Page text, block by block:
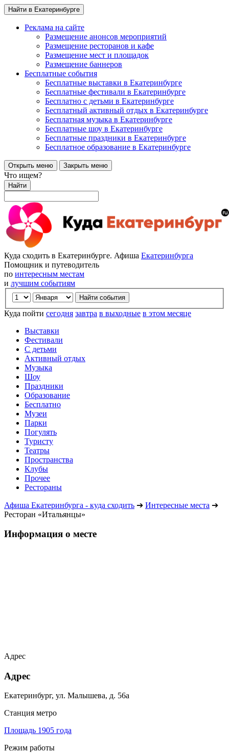
Найти в Екатеринбурге
Реклама на сайте
Размещение анонсов мероприятий
Размещение ресторанов и кафе
Размещение мест и площадок
Размещение баннеров
Бесплатные события
Бесплатные выставки в Екатеринбурге
Бесплатные фестивали в Екатеринбурге
Бесплатно с детьми в Екатеринбурге
Бесплатный активный отдых в Екатеринбурге
Бесплатная музыка в Екатеринбурге
Бесплатные шоу в Екатеринбурге
Бесплатные праздники в Екатеринбурге
Бесплатное образование в Екатеринбурге
Открыть меню Закрыть меню
Что ищем?
Найти
Куда сходить в Екатеринбурге. Афиша Екатеринбурга
Помощник и путеводитель
по интересным местам
и лучшим событиям
Куда пойти сегодня завтра в выходные в этом месяце
Выставки
Фестивали
С детьми
Активный отдых
Музыка
Шоу
Праздники
Образование
Бесплатно
Музеи
Парки
Погулять
Туристу
Театры
Пространства
Клубы
Прочее
Рестораны
Афиша Екатеринбурга - куда сходить ➔ Интересные места ➔
Ресторан «Итальянцы»
Информация о месте
Адрес
Адрес
Екатеринбург, ул. Малышева, д. 56а
Станция метро
Площадь 1905 года
Режим работы